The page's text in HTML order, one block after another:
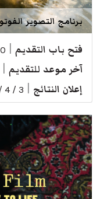
برنامج التصوير
فتح باب التقديم 2025
آخر موعد للتقديم
إعلان النتائج 3 / 4 / 2026